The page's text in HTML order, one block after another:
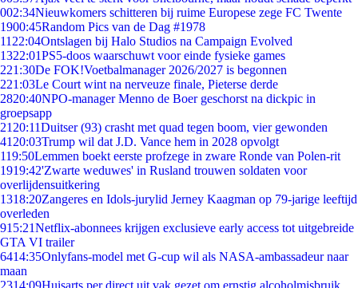
002:34Nieuwkomers schitteren bij ruime Europese zege FC Twente
1900:45Random Pics van de Dag #1978
11 22:04Ontslagen bij Halo Studios na Campaign Evolved
1322:01PS5-doos waarschuwt voor einde fysieke games
221:30De FOK!Voetbalmanager 2026/2027 is begonnen
221:03Le Court wint na nerveuze finale, Pieterse derde
2820:40NPO-manager Menno de Boer geschorst na dickpic in
groepsapp
21 20:11Duitser (93) crasht met quad tegen boom, vier gewonden
41 20:03Trump wil dat J.D. Vance hem in 2028 opvolgt
119:50Lemmen boekt eerste profzege in zware Ronde van Polen-rit
1919:42'Zwarte weduwes' in Rusland trouwen soldaten voor
overlijdensuitkering
1318:20Zangeres en Idols-jurylid Jerney Kaagman op 79-jarige leeftijd
overleden
915:21Netflix-abonnees krijgen exclusieve early access tot uitgebreide
GTA VI trailer
6414:35Onlyfans-model met G-cup wil als NASA-ambassadeur naar
maan
2314:09Huisarts per direct uit vak gezet om ernstig alcoholmisbruik